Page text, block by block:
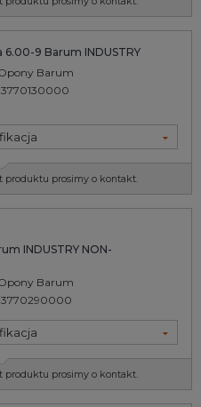
6.00-9 Barum INDUSTRY
Barum
produktu prosimy o kontakt.
INDUSTRY NON-
Barum
produktu prosimy o kontakt.